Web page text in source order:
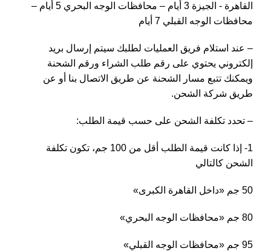
القاهرة - الجيزة 3 أيام – محافظات الوجه البحري 5 أيام –
محافظات الوجه القبلي 7 أيام
– عند استلام فريق العمليات لطلبك سيتم إرسال بريد
إلكتروني يحتوي على رقم طلب الشراء ورقم الشحنة
ويمكنك تتبع مسار الشحنة عن طريق الاتصال بنا أو عن
طريق شركة الشحن.
– تحدد تكلفة الشحن على حسب قيمة الطلب:
1- إذا كانت قيمة الطلب أقل من 100 جم، تكون تكلفة
الشحن كالتالي
50 جم «داخل القاهرة الكبرى»
80 جم «محافظات الوجه البحري»
95 جم «محافظات الوجه القبلي»